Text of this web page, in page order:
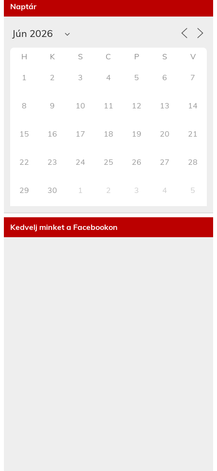
Naptár
H K S C P S V
1 2 3 4 5 6 7
8 9 10 11 12 13 14
15 16 17 18 19 20 21
22 23 24 25 26 27 28
29 30 1 2 3 4 5
Kedvelj minket a Facebookon